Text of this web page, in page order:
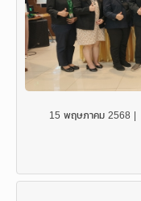
15 พฤษภาคม 2568 |